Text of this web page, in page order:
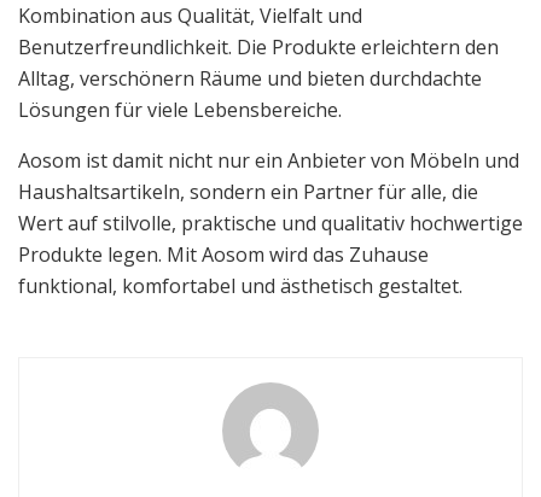
Kombination aus Qualität, Vielfalt und
Benutzerfreundlichkeit. Die Produkte erleichtern den
Alltag, verschönern Räume und bieten durchdachte
Lösungen für viele Lebensbereiche.
Aosom ist damit nicht nur ein Anbieter von Möbeln und
Haushaltsartikeln, sondern ein Partner für alle, die
Wert auf stilvolle, praktische und qualitativ hochwertige
Produkte legen. Mit Aosom wird das Zuhause
funktional, komfortabel und ästhetisch gestaltet.